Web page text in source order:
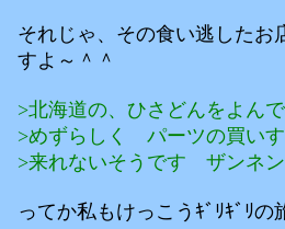
それじゃ、その食い逃したお
すよ～＾＾
>北海道の、ひさどんをよん
>めずらしく パーツの買い
>来れないそうです ザンネン
ってか私もけっこうｷﾞﾘｷﾞﾘの